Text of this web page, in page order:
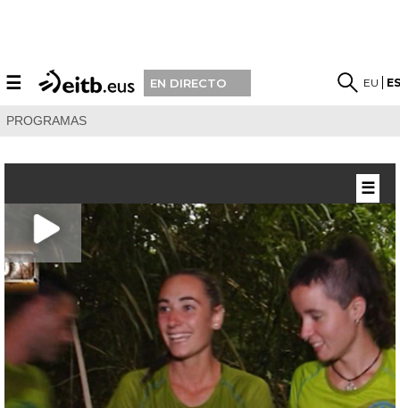
☰ EN DIRECTO EU
PROGRAMAS
☰